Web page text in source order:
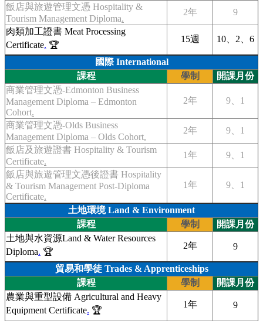
飯店與旅遊管理文憑 Hospitality &
Tourism Management Diploma.
2年
9
肉類加工證書 Meat Processing
Certificate. 🏆
15週 10、2、6
國際 International
課程
學制
開課月份
商業管理文憑-Edmonton Business
Management Diploma – Edmonton
Cohort.
2年 9、1
商業管理文憑-Olds Business
Management Diploma – Olds Cohort.
2年
9、1
飯店及旅遊證書 Hospitality & Tourism
Certificate.
1年
9、1
飯店與旅遊管理文憑後證書 Hospitality
& Tourism Management Post-Diploma
Certificate.
1年 9、1
土地環境 Land & Environment
課程
學制
開課月份
土地與水資源Land & Water Resources
Diploma. 🏆
2年 9
貿易和學徒 Trades & Apprenticeships
課程
學制
開課月份
農業與重型設備 Agricultural and Heavy
Equipment Certificate. 🏆
1年 9